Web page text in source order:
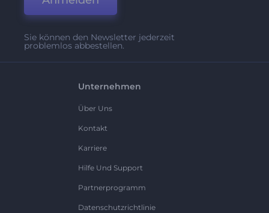
Sie können den Newsletter jederzeit
problemlos abbestellen.
Unternehmen
Über Uns
Kontakt
Karriere
Hilfe Und Support
Partnerprogramm
Datenschutzrichtlinie